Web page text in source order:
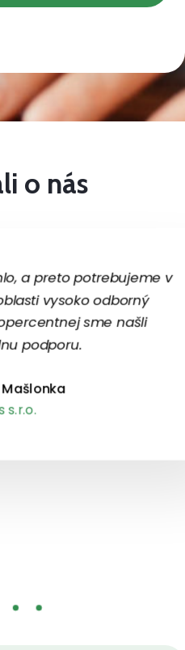
o nás
a preto potrebujeme v
vysoko odborný
sme našli
podporu.
s.r.o.